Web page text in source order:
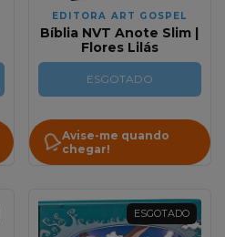
EDITORA ART GOSPEL
Bíblia NVT Anote Slim |
Flores Lilás
ESGOTADO
Avise-me quando
chegar!
ESGOTADO